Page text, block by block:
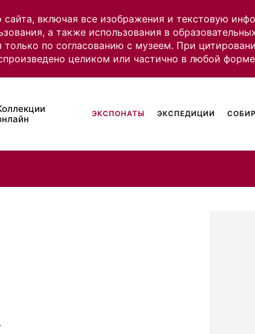
включая все изображения и текстовую
а также использования в
только по согласованию с музеем. При
целиком или частично в любой
ЭКСПОНАТЫ ЭКСПЕДИЦИИ